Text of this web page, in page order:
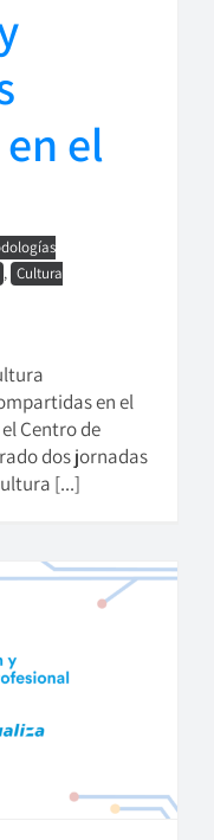
el
, Cultura
en el
Centro de
dos jornadas
[...]